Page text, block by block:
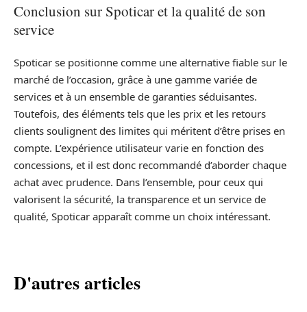
Conclusion sur Spoticar et la qualité de son
service
Spoticar se positionne comme une alternative fiable sur le
marché de l’occasion, grâce à une gamme variée de
services et à un ensemble de garanties séduisantes.
Toutefois, des éléments tels que les prix et les retours
clients soulignent des limites qui méritent d’être prises en
compte. L’expérience utilisateur varie en fonction des
concessions, et il est donc recommandé d’aborder chaque
achat avec prudence. Dans l’ensemble, pour ceux qui
valorisent la sécurité, la transparence et un service de
qualité, Spoticar apparaît comme un choix intéressant.
D'autres articles